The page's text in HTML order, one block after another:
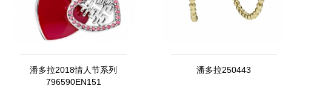
潘多拉2018情人节系列
796590EN151
潘多拉250443